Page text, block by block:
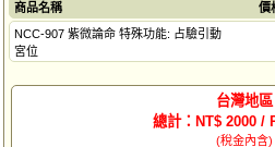
商品名稱 價
NCC-907 紫微論命 特殊功能: 占驗引動
宮位
台灣地區
總計：NT$ 2000 /
(稅金內含)